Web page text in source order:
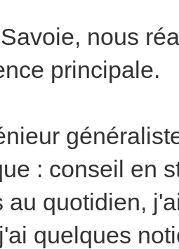
nous
principale.
: conseil en
au quotidien,
quelques